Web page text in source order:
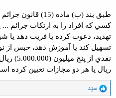
طبق بند (ب) ماده
كسي كه افراد را به ارتكاب جرائم ...
تهديد، دعوت كرده يا فريب دهد يا
تسهيل كند يا آموزش دهد، حبس از
ريال يا هر دو مجازات تعيين كرده
و
ا
سیّد